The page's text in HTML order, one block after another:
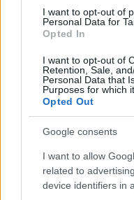
I want to opt-out of
Personal Data for
Opted In
I want to opt-out of
Retention, Sale,
Personal Data that
Purposes for which
Opted Out
Google consents
I want to allow
related to
device identifiers in
Bitcoin
(BTC)
Ethereum
(ETH)
BNB
XRP